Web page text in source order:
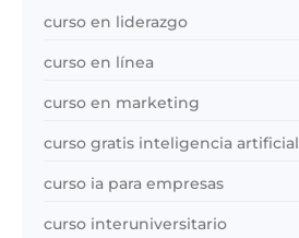
curso en liderazgo
curso en línea
curso en marketing
curso gratis inteligencia artificial
curso ia para empresas
curso interuniversitario